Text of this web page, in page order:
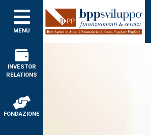
MENU
INVESTOR
RELATIONS
FONDAZIONE